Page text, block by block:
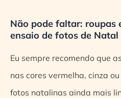
Não pode faltar: roupas
ensaio de fotos de Natal
Eu sempre recomendo que
nas cores vermelha, cinza
fotos natalinas ainda mais